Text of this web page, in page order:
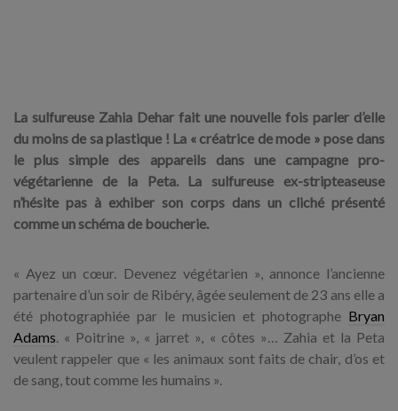
La sulfureuse Zahia Dehar fait une nouvelle fois parler d’elle
du moins de sa plastique ! La « créatrice de mode » pose dans
le plus simple des appareils dans une campagne pro-
végétarienne de la Peta. La sulfureuse ex-stripteaseuse
n’hésite pas à exhiber son corps dans un cliché présenté
comme un schéma de boucherie.
« Ayez un cœur. Devenez végétarien », annonce l’ancienne
partenaire d’un soir de Ribéry, âgée seulement de 23 ans elle a
été photographiée par le musicien et photographe Bryan
Adams. « Poitrine », « jarret », « côtes »… Zahia et la Peta
veulent rappeler que « les animaux sont faits de chair, d’os et
de sang, tout comme les humains ».